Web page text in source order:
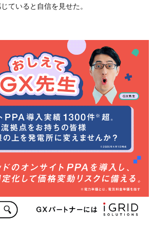
ていると自信を見せた。